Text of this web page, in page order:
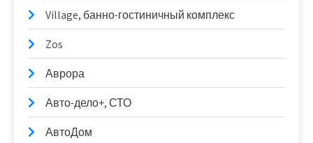
Village, банно-гостиничный комплекс
Zos
Аврора
Авто-дело+, СТО
АвтоДом